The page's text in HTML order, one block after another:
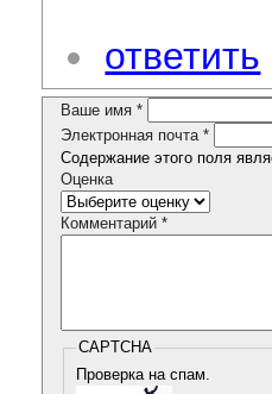
ответить
Ваше имя *
Электронная почта *
Содержание этого поля
Оценка
Комментарий *
CAPTCHA
Проверка на спам.